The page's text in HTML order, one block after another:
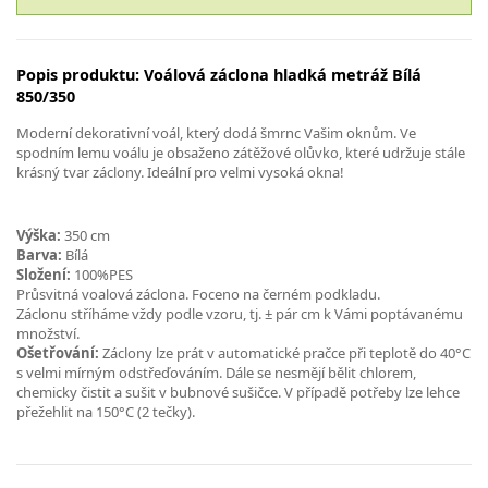
Popis produktu: Voálová záclona hladká metráž Bílá
850/350
Moderní dekorativní voál, který dodá šmrnc Vašim oknům. Ve
spodním lemu voálu je obsaženo zátěžové olůvko, které udržuje stále
krásný tvar záclony. Ideální pro velmi vysoká okna!
Výška: 350 cm
Barva: Bílá
Složení: 100%PES
Průsvitná voalová záclona. Foceno na černém podkladu.
Záclonu stříháme vždy podle vzoru, tj. ± pár cm k Vámi poptávanému
množství.
Ošetřování: Záclony lze prát v automatické pračce při teplotě do 40°C
s velmi mírným odstřeďováním. Dále se nesmějí bělit chlorem,
chemicky čistit a sušit v bubnové sušičce. V případě potřeby lze lehce
přežehlit na 150°C (2 tečky).